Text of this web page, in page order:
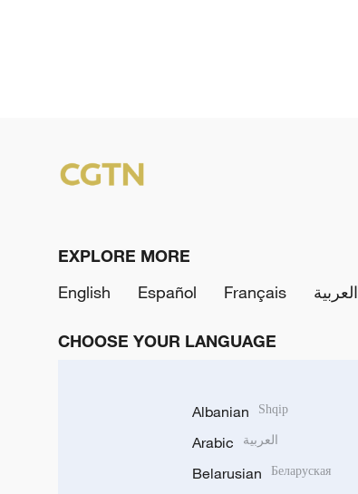
EXPLORE MORE
English
Español Français العربية
CHOOSE YOUR LANGUAGE
Albanian Shqip
Arabic العربية
Belarusian Беларуская